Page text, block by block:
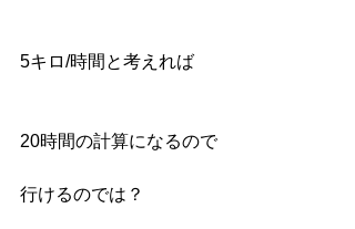
5キロ/時間と考えれば
20時間の計算になるので
行けるのでは？